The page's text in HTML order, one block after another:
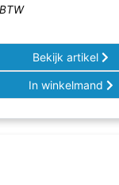
Bekijk artikel
In winkelmand